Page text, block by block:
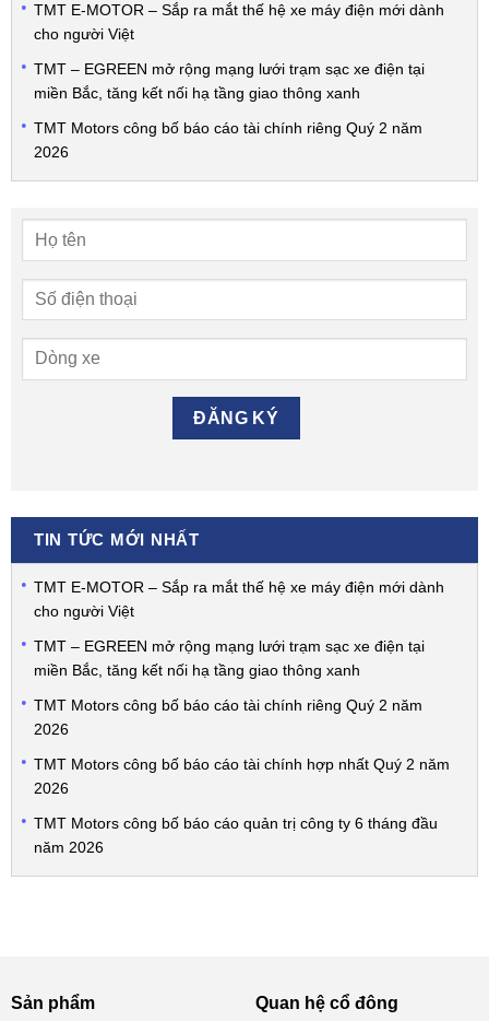
TMT E-MOTOR – Sắp ra mắt thế hệ xe máy điện mới dành
cho người Việt
TMT – EGREEN mở rộng mạng lưới trạm sạc xe điện tại
miền Bắc, tăng kết nối hạ tầng giao thông xanh
TMT Motors công bố báo cáo tài chính riêng Quý 2 năm
2026
TIN TỨC MỚI NHẤT
TMT E-MOTOR – Sắp ra mắt thế hệ xe máy điện mới dành
cho người Việt
TMT – EGREEN mở rộng mạng lưới trạm sạc xe điện tại
miền Bắc, tăng kết nối hạ tầng giao thông xanh
TMT Motors công bố báo cáo tài chính riêng Quý 2 năm
2026
TMT Motors công bố báo cáo tài chính hợp nhất Quý 2 năm
2026
TMT Motors công bố báo cáo quản trị công ty 6 tháng đầu
năm 2026
Sản phẩm Quan hệ cổ đông